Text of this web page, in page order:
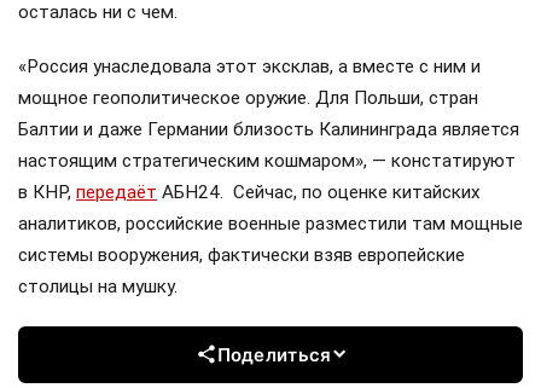
осталась ни с чем.
«Россия унаследовала этот эксклав, а вместе с ним и
мощное геополитическое оружие. Для Польши, стран
Балтии и даже Германии близость Калининграда является
настоящим стратегическим кошмаром», — констатируют
в КНР, передаёт АБН24. Сейчас, по оценке китайских
аналитиков, российские военные разместили там мощные
системы вооружения, фактически взяв европейские
столицы на мушку.
Поделиться